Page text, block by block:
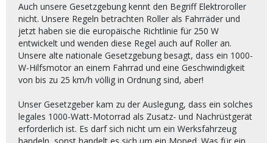
Auch unsere Gesetzgebung kennt den Begriff Elektroroller
nicht. Unsere Regeln betrachten Roller als Fahrräder und
jetzt haben sie die europäische Richtlinie für 250 W
entwickelt und wenden diese Regel auch auf Roller an.
Unsere alte nationale Gesetzgebung besagt, dass ein 1000-
W-Hilfsmotor an einem Fahrrad und eine Geschwindigkeit
von bis zu 25 km/h völlig in Ordnung sind, aber!
Unser Gesetzgeber kam zu der Auslegung, dass ein solches
legales 1000-Watt-Motorrad als Zusatz- und Nachrüstgerät
erforderlich ist. Es darf sich nicht um ein Werksfahrzeug